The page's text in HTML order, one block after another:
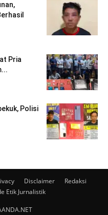
Pria
Polisi
Disclaimer
Redaksi
Etik Jurnalistik